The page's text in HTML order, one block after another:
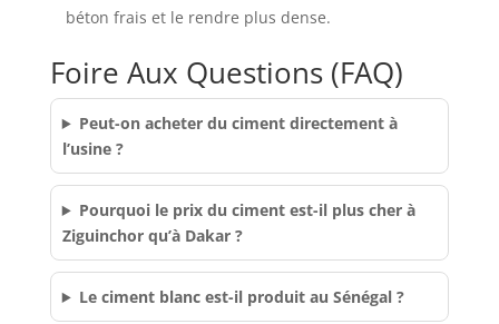
béton frais et le rendre plus dense.
Foire Aux Questions (FAQ)
Peut-on acheter du ciment directement à
l’usine ?
Pourquoi le prix du ciment est-il plus cher à
Ziguinchor qu’à Dakar ?
Le ciment blanc est-il produit au Sénégal ?